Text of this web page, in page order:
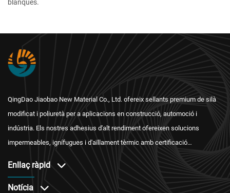
blanques.
QingDao Jiaobao New Material Co., Ltd. ofereix sellants premium de silà
modificat i poliuretà per a aplicacions en construcció, automoció i
indústria. Els nostres adhesius d'alt rendiment ofereixen solucions
impermeables, ignífugues i d'aïllament tèrmic amb certificació
Enllaç ràpid
Notícia